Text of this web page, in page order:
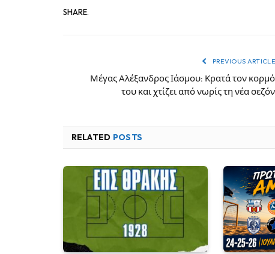
SHARE.
PREVIOUS ARTICLE
Μέγας Αλέξανδρος Ιάσμου: Κρατά τον κορμό
του και χτίζει από νωρίς τη νέα σεζόν
RELATED POSTS